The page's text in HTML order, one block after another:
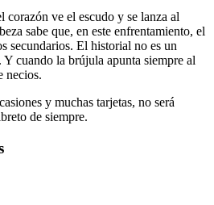
corazón ve el escudo y se lanza al
sabe que, en este enfrentamiento, el
secundarios. El historial no es un
cuando la brújula apunta siempre al
necios.
y muchas tarjetas, no será
de siempre.